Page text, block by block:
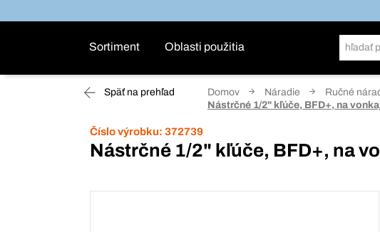
Sortiment Oblasti použitia
Späť na prehľad Domov Náradie Ručné
Nástrčné 1/2" kľúče, BFD+, na
Číslo výrobku: 372739
Nástrčné 1/2" kľúče, BFD+, na